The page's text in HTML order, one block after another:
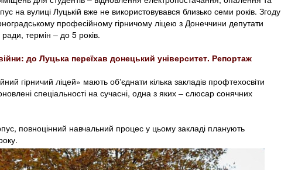
на вулиці Луцькій вже не використовувався близько семи років. Згоду
професійному гірничому ліцею з Донеччини депутати
термін – до 5 років.
до Луцька переїхав донецький університет. Репортаж
гірничий ліцей» мають обʼєднати кілька закладів профтехосвіти
спеціальності на сучасні, одна з яких – слюсар сонячних
повноцінний навчальний процес у цьому закладі планують